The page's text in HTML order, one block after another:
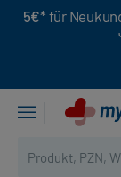
5€* für